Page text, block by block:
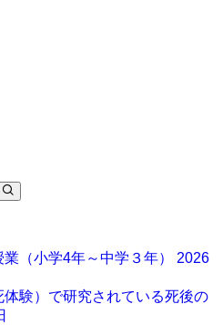
（小学4年～中学３年） 2026
体験）で研究されている死後の